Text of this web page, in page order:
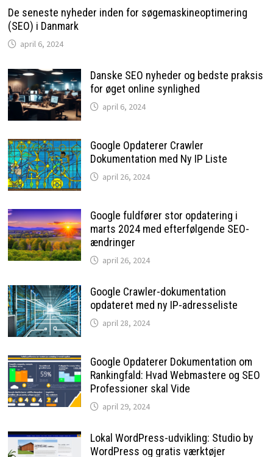
De seneste nyheder inden for søgemaskineoptimering
(SEO) i Danmark
april 6, 2024
Danske SEO nyheder og bedste praksis
for øget online synlighed
april 6, 2024
Google Opdaterer Crawler
Dokumentation med Ny IP Liste
april 26, 2024
Google fuldfører stor opdatering i
marts 2024 med efterfølgende SEO-
ændringer
april 26, 2024
Google Crawler-dokumentation
opdateret med ny IP-adresseliste
april 28, 2024
Google Opdaterer Dokumentation om
Rankingfald: Hvad Webmastere og SEO
Professioner skal Vide
april 29, 2024
Lokal WordPress-udvikling: Studio by
WordPress og gratis værktøjer